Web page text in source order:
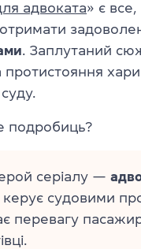
адвоката» є
. Заплутаний
протистояння
подробиць?
серіалу —
керує судовими
перевагу